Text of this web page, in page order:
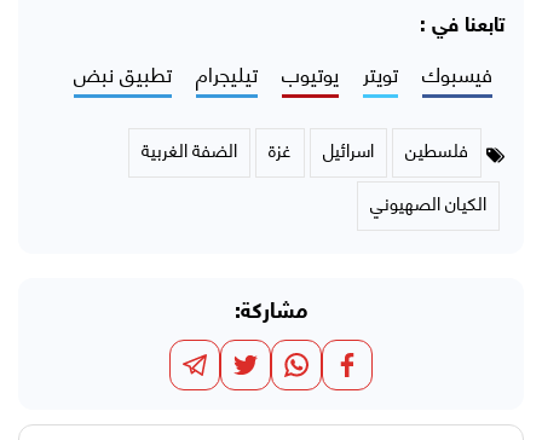
تابعنا في :
فيسبوك تويتر يوتيوب تيليجرام تطبيق نبض
فلسطين اسرائيل غزة
الضفة الغربية
الكيان الصهيوني
مشاركة: